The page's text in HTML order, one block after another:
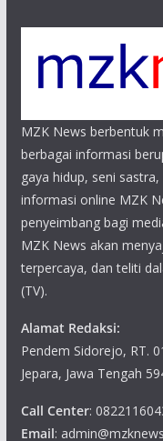
MZK News berbentuk
berbagai informasi
gaya hidup, seni
informasi online MZK
penyeimbang bagi
MZK News akan
terpercaya, dan teliti
(TV).
Alamat Redaksi:
Pendem Sidorejo, RT.
Jepara, Jawa Tengah
Call Center:
Email: